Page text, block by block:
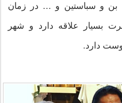
بن و سباستین و … در زمان
بسیار علاقه دارد و شهر
دارد.